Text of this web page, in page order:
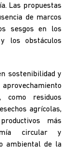
Las propuestas
de marcos
sesgos en los
los obstáculos
sostenibilidad y
como residuos
agrícolas,
más
circular y
ambiental de la